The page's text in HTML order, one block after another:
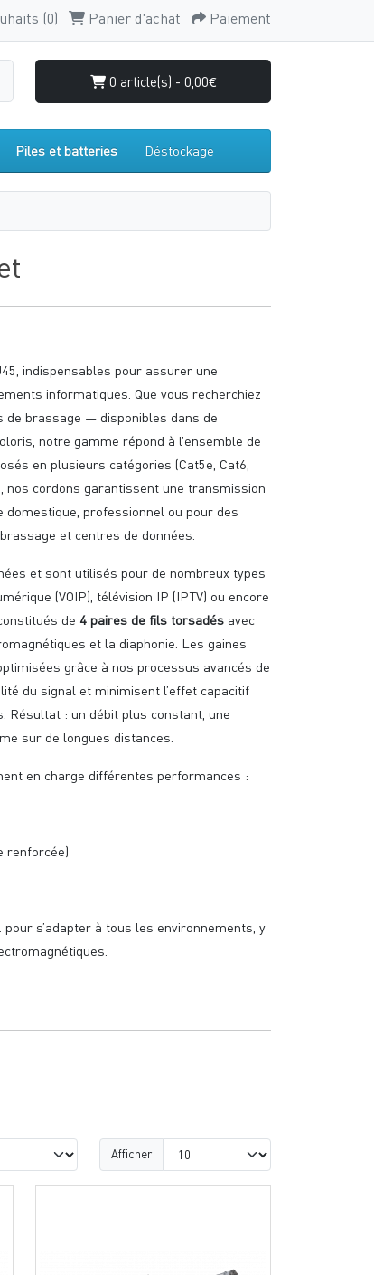
(0) Panier d'achat Paiement
0 article(s) - 0,00€
Piles et batteries Déstockage
indispensables pour assurer une
informatiques. Que vous recherchiez
de brassage — disponibles dans de
notre gamme répond à l’ensemble de
en plusieurs catégories (Cat5e, Cat6,
nos cordons garantissent une transmission
domestique, professionnel ou pour des
et centres de données.
et sont utilisés pour de nombreux types
(VOIP), télévision IP (IPTV) ou encore
de 4 paires de fils torsadésavec
et la diaphonie. Les gaines
grâce à nos processus avancés de
du signal et minimisent l’effet capacitif
Résultat : un débit plus constant, une
sur de longues distances.
en charge différentes performances :
renforcée)
s’adapter à tous les environnements, y
Afficher